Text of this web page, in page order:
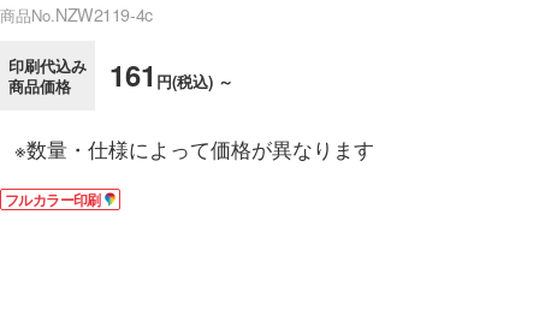
商品No.NZW2119-4c
印刷代込み
商品価格
161 円(税込) ～
※数量・仕様によって価格が異なります
フルカラー印刷